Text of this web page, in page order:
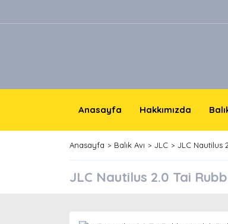
Anasayfa Hakkımızda
Anasayfa Balık Avı JLC JLC Nautilus
JLC Nautilus 2.0 Tai